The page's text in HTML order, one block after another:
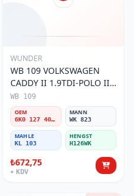
WUNDER
WB 109 VOLKSWAGEN
CADDY II 1.9TDI-POLO III
1.9TDI 6K0 127 401 G
Yakıt/Mazot Filtresi
WB 109
OEM
6K0 127 401 G
MANN
WK 823
MAHLE
KL 103
HENGST
H126WK
₺672,75
+ KDV